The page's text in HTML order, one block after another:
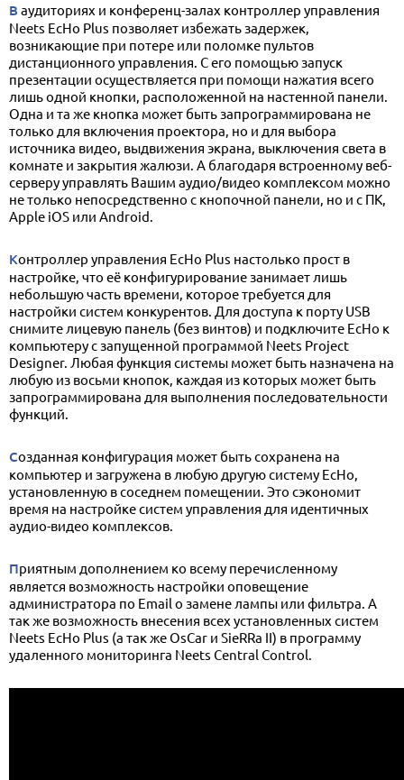
В аудиториях и конференц-залах контроллер управления
Neets EcHo Plus позволяет избежать задержек,
возникающие при потере или поломке пультов
дистанционного управления. С его помощью запуск
презентации осуществляется при помощи нажатия всего
лишь одной кнопки, расположенной на настенной панели.
Одна и та же кнопка может быть запрограммирована не
только для включения проектора, но и для выбора
источника видео, выдвижения экрана, выключения света в
комнате и закрытия жалюзи. А благодаря встроенному веб-
серверу управлять Вашим аудио/видео комплексом можно
не только непосредственно с кнопочной панели, но и с ПК,
Apple iOS или Android.
Контроллер управления EcHo Plus настолько прост в
настройке, что её конфигурирование занимает лишь
небольшую часть времени, которое требуется для
настройки систем конкурентов. Для доступа к порту USB
снимите лицевую панель (без винтов) и подключите EcHo к
компьютеру с запущенной программой Neets Project
Designer. Любая функция системы может быть назначена на
любую из восьми кнопок, каждая из которых может быть
запрограммирована для выполнения последовательности
функций.
Созданная конфигурация может быть сохранена на
компьютер и загружена в любую другую систему EcHo,
установленную в соседнем помещении. Это сэкономит
время на настройке систем управления для идентичных
аудио-видео комплексов.
Приятным дополнением ко всему перечисленному
является возможность настройки оповещение
администратора по Email о замене лампы или фильтра. А
так же возможность внесения всех установленных систем
Neets EcHo Plus (а так же OsCar и SieRRa II) в программу
удаленного мониторинга Neets Central Control.